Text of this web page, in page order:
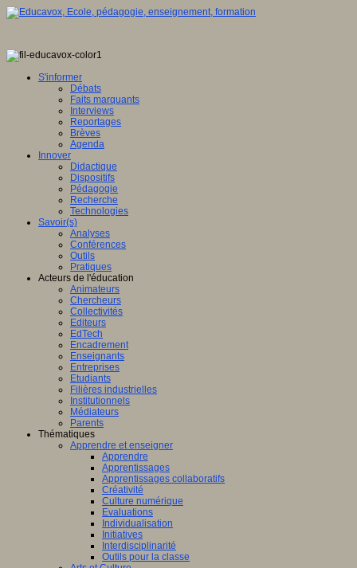
S'informer
Débats
Faits marquants
Interviews
Reportages
Brèves
Agenda
Innover
Didactique
Dispositifs
Pédagogie
Recherche
Technologies
Savoir(s)
Analyses
Conférences
Outils
Pratiques
Acteurs de l'éducation
Animateurs
Chercheurs
Collectivités
Editeurs
EdTech
Encadrement
Enseignants
Entreprises
Etudiants
Filières industrielles
Institutionnels
Médiateurs
Parents
Thématiques
Apprendre et enseigner
Apprendre
Apprentissages
Apprentissages collaboratifs
Créativité
Culture numérique
Evaluations
Individualisation
Initiatives
Interdisciplinarité
Outils pour la classe